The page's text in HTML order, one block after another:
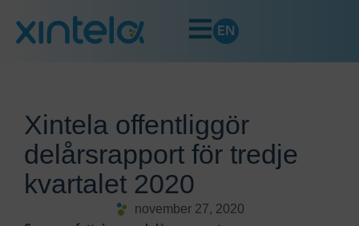
EN
Xintela offentliggör
delårsrapport för tredje
kvartalet 2020
november 27, 2020